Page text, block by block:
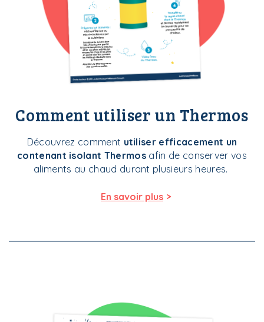
Comment utiliser un Thermos
Découvrez comment utiliser efficacement un
contenant isolant Thermosafin de conserver vos
aliments au chaud durant plusieurs heures.
En savoir plus >